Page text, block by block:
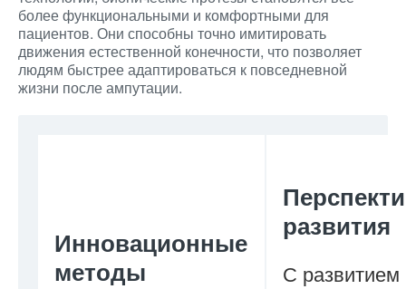
более функциональными и комфортными для
пациентов. Они способны точно имитировать
движения естественной конечности, что позволяет
людям быстрее адаптироваться к повседневной
жизни после ампутации.
Инновационные
методы
развития
С развитием